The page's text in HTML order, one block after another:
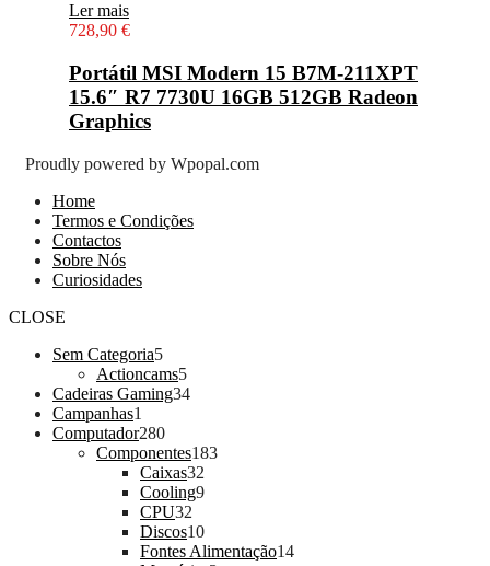
Ler mais
728,90 €
Portátil MSI Modern 15 B7M-211XPT
15.6″ R7 7730U 16GB 512GB Radeon
Graphics
Proudly powered by Wpopal.com
Home
Termos e Condições
Contactos
Sobre Nós
Curiosidades
CLOSE
Sem Categoria55
produtos
Actioncams55
produtos
Cadeiras Gaming3434
Campanhas1
produto
Computador280280
produtos
Componentes183183
Caixas32
produtos
Cooling99
CPU32
produtos
Discos1010
produtos
Fontes Alimentação1414